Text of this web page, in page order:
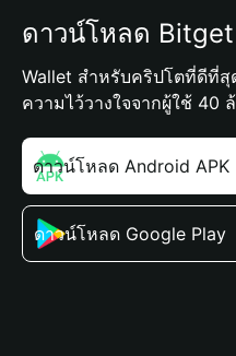
ดาวน์โหลด Bitget
Wallet สำหรับคริปโตที่ดีที่
ความไว้วางใจจากผู้ใช้ 40
ดาวน์โหลด Android APK
ดาวน์โหลด Google Play